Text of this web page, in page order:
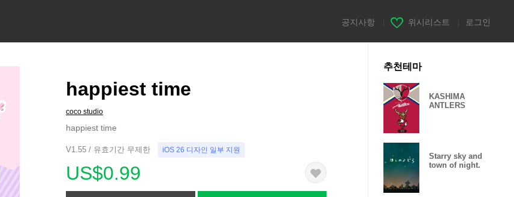
공지사항 위시리스트 로그인
happiest time
coco studio
happiest time
V1.55 / 유효기간 무제한 iOS 26 디자인 일부 지원
US$0.99
추천테마
KASHIMA
ANTLERS
Starry sky and
town of night.